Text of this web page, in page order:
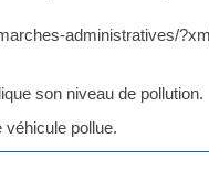
administratives/
son niveau de pollution.
véhicule pollue.